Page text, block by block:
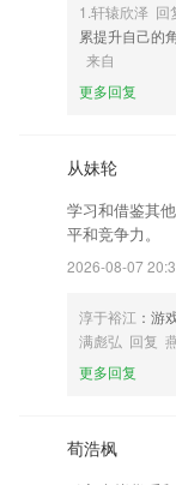
5,建设中小微企业学
供一个互相促进、提高
6,查看患者健康数据
1.在线即可测试和复
2.学习起来更加的方
3.通过智能跟读单音
解、记忆内容，提升
5.收录近10年真题+
点，帮你巩固所学知识
频、文字以及多媒体
1.轩辕欣泽 回
累提升自己的
来自
更多回复
从妹轮
学习和借鉴其
平和竞争力。
2026-08-07
淳于裕江 ：游
满彪弘 回复
更多回复
荀浩枫